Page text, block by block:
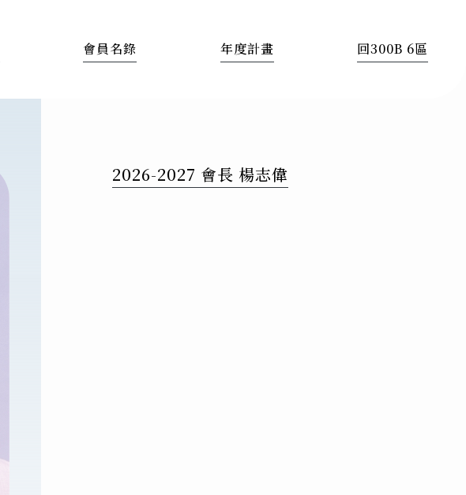
會員名錄 年度計畫 回300B 6區
2026-2027 會長 楊志偉